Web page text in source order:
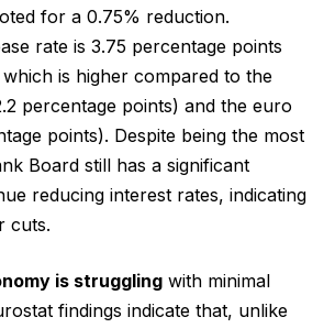
for a 0.75% reduction.
rate is 3.75 percentage points
is higher compared to the
percentage points) and the euro
points). Despite being the most
Board still has a significant
reducing interest rates, indicating
cuts.
is struggling with minimal
findings indicate that, unlike